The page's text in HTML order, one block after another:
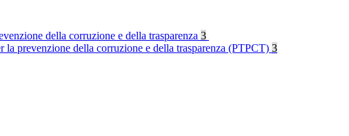
della corruzione e della trasparenza 3
la prevenzione della corruzione e della trasparenza (PTPCT) 3